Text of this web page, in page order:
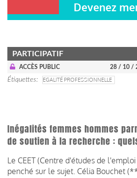
Devenez
PARTICIPATIF
ACCÈS PUBLIC 28 / 10 /
Étiquettes EGALITÉ PROFESSIONNELLE
Inégalités femmes hommes
de soutien à la recherche :
Le CEET (Centre d'études de
penché sur le sujet. Célia Bouchet